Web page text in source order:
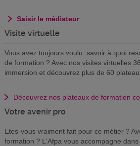
Saisir le médiateur
Visite virtuelle
Vous avez toujours voulu savoir à quoi
de formation ? Avec nos visites virtuelles
immersion et découvrez plus de 60
Découvrez nos plateaux de formation
Votre avenir pro
Etes-vous vraiment fait pour ce métier ?
formation ? L'Afpa vous accompagne